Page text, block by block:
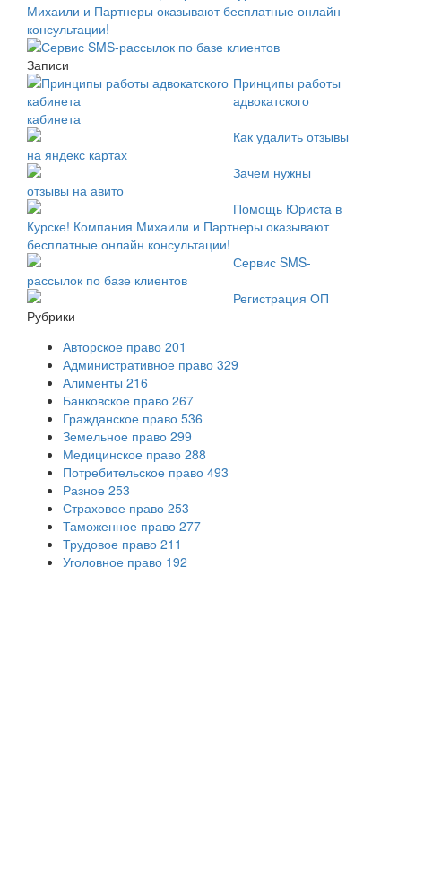
Михаили и Партнеры оказывают бесплатные онлайн
консультации!
Сервис SMS-рассылок по базе клиентов
Записи
Принципы работы
адвокатского
кабинета
Как удалить отзывы
на яндекс картах
Зачем нужны
отзывы на авито
Помощь Юриста в
Курске! Компания Михаили и Партнеры оказывают
бесплатные онлайн консультации!
Сервис SMS-
рассылок по базе клиентов
Регистрация ОП
Рубрики
Авторское право 201
Административное право 329
Алименты 216
Банковское право 267
Гражданское право 536
Земельное право 299
Медицинское право 288
Потребительское право 493
Разное 253
Страховое право 253
Таможенное право 277
Трудовое право 211
Уголовное право 192